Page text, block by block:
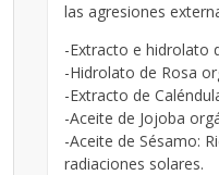
las agresiones
-Extracto e hidrolato
-Hidrolato de Rosa
-Extracto de
-Aceite de Jojoba
-Aceite de Sésamo:
radiaciones solares.